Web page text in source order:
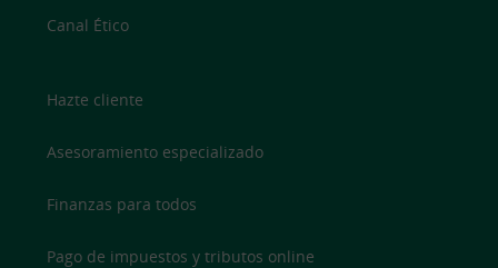
Canal Ético
Hazte cliente
Asesoramiento especializado
Finanzas para todos
Pago de impuestos y tributos online